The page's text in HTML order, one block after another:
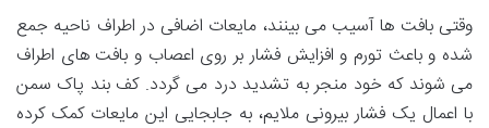
وقتی بافت ها آسیب می بینند، مایعات اضافی در اطراف ناحیه جمع
شده و باعث تورم و افزایش فشار بر روی اعصاب و بافت های اطراف
می شوند که خود منجر به تشدید درد می گردد. کف بند پاک سمن
با اعمال یک فشار بیرونی ملایم، به جابجایی این مایعات کمک کرده